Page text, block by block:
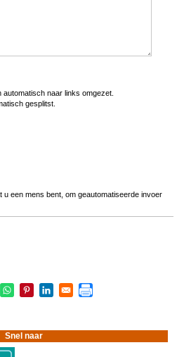
naar links omgezet.
gesplitst.
een mens bent, om geautomatiseerde invoer
Snel naar